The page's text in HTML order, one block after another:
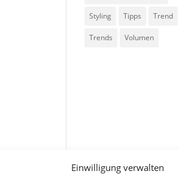
Einwilligung verwalten
Styling Tipps Trend
Trends Volumen